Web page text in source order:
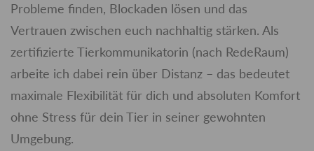
Probleme finden, Blockaden lösen und das
Vertrauen zwischen euch nachhaltig stärken. Als
zertifizierte Tierkommunikatorin (nach RedeRaum)
arbeite ich dabei rein über Distanz – das bedeutet
maximale Flexibilität für dich und absoluten Komfort
ohne Stress für dein Tier in seiner gewohnten
Umgebung.